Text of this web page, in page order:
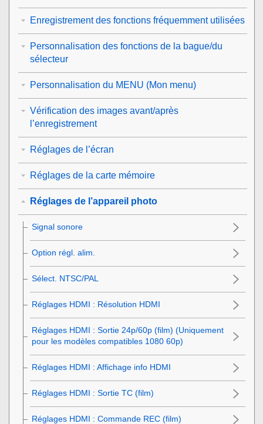
Enregistrement des fonctions fréquemment utilisées
Personnalisation des fonctions de la bague/du
sélecteur
Personnalisation du MENU (Mon menu)
Vérification des images avant/après
l’enregistrement
Réglages de l’écran
Réglages de la carte mémoire
Réglages de l’appareil photo
Signal sonore
Option régl. alim.
Sélect. NTSC/PAL
Réglages HDMI : Résolution HDMI
Réglages HDMI : Sortie 24p/60p (film) (Uniquement
pour les modèles compatibles 1080 60p)
Réglages HDMI : Affichage info HDMI
Réglages HDMI : Sortie TC (film)
Réglages HDMI : Commande REC (film)